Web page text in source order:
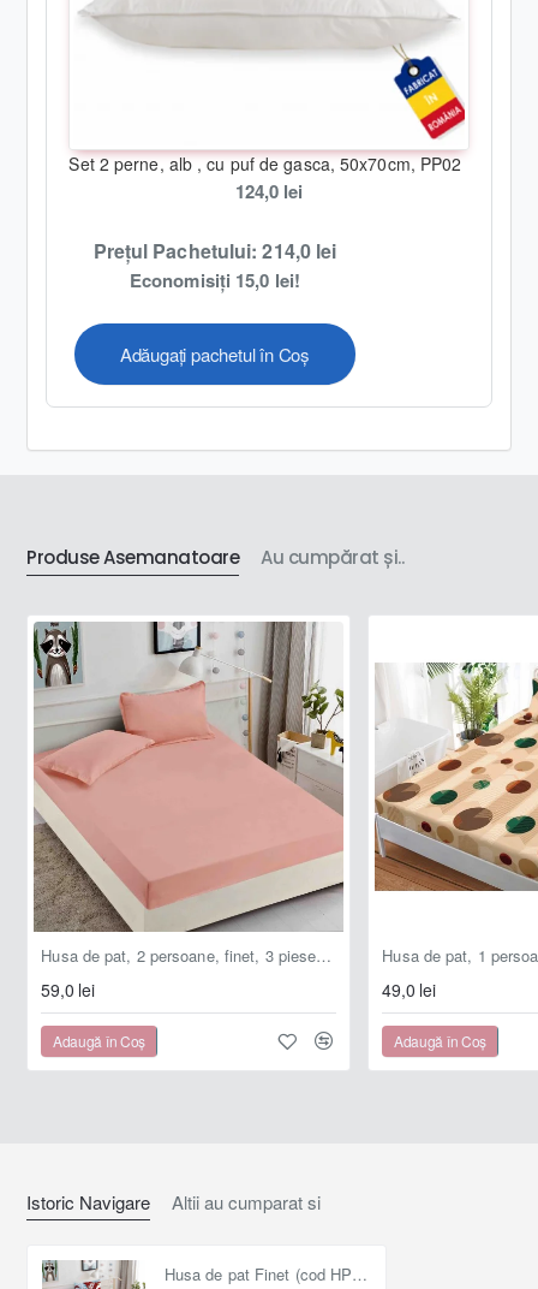
Set 2 perne, alb , cu puf de gasca, 50x70cm, PP02
124,0 lei
Prețul Pachetului: 214,0 lei
Economisiți 15,0 lei!
Adăugați pachetul în Coș
- greutate totală produs : 1000gr .
spală ușor la temperaturi scăzute, nu mai mari
- sunt suficienți detergenții normali, fără înălbitori
- se calcă la maxim
(dacă se consideră a
fi necesar)
- pozele sunt cu titlu de prezentare, de aceea nuanțele
pot fi sensibil diferite în realitate datorită luminozității
și setărilor vizualizare aleecranului pe care sunt
afișate;
- la unele modele, în cazul fețelor de pernă, aspectul
imprimeului poate fi diferit comparativ cu imaginea de
prezentare, în funcție de zona din care se taie materialul.
Produse Asemanatoare Au cumpărat și..
Husa de pat, 2 persoane, finet, 3 piese, 180x200cm, cu elastic, Uni, roz , HPF904
59,0 lei
Adaugă în Coş
49,0 lei
Adaugă în Coş
Istoric Navigare Altii au cumparat si
Husa de pat Finet (cod HPF503)